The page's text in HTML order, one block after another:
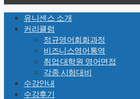
Top
유니센스 소개
커리큘럼
정규영어회화과정
비즈니스영어통역
취업·대학원 영어면접
각종 시험대비
수강안내
수강후기